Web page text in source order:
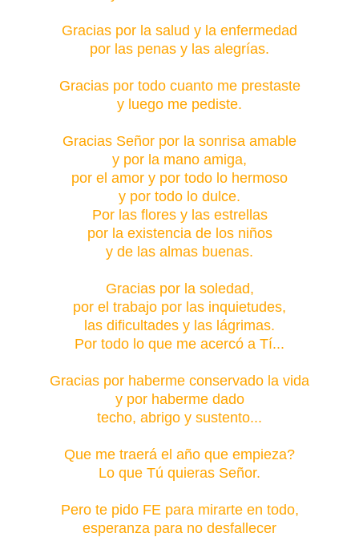
Gracias por la salud y la enfermedad
por las penas y las alegrías.
Gracias por todo cuanto me prestaste
y luego me pediste.
Gracias Señor por la sonrisa amable
y por la mano amiga,
por el amor y por todo lo hermoso
y por todo lo dulce.
Por las flores y las estrellas
por la existencia de los niños
y de las almas buenas.
Gracias por la soledad,
por el trabajo por las inquietudes,
las dificultades y las lágrimas.
Por todo lo que me acercó a Tí...
Gracias por haberme conservado la vida
y por haberme dado
techo, abrigo y sustento...
Que me traerá el año que empieza?
Lo que Tú quieras Señor.
Pero te pido FE para mirarte en todo,
esperanza para no desfallecer